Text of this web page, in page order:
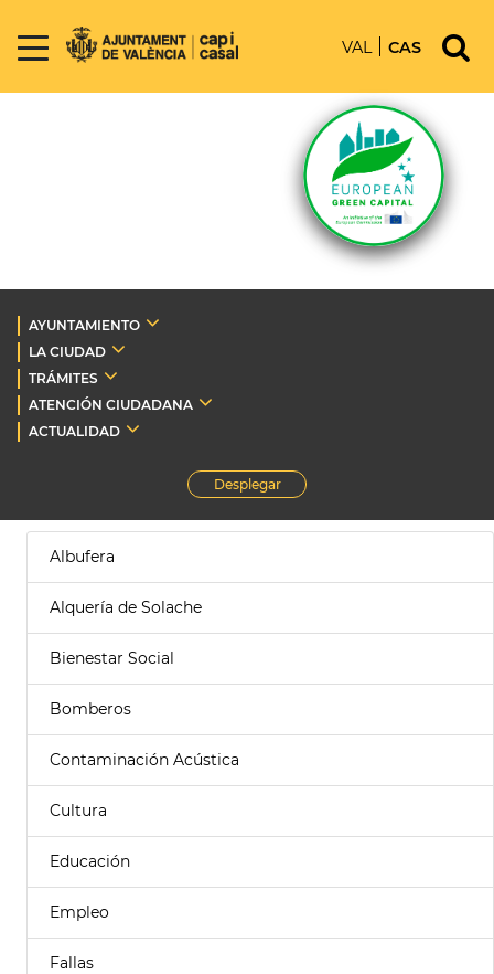
VAL CAS
AYUNTAMIENTO
LA CIUDAD
TRÁMITES
ATENCIÓN CIUDADANA
ACTUALIDAD
Desplegar
Albufera
Alquería de Solache
Bienestar Social
Bomberos
Contaminación Acústica
Cultura
Educación
Empleo
Fallas